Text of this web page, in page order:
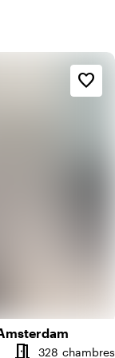
meeting_room
328 chambres
favorite_border